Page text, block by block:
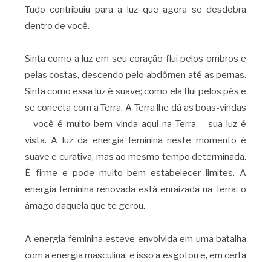
Tudo contribuiu para a luz que agora se desdobra
dentro de você.
Sinta como a luz em seu coração flui pelos ombros e
pelas costas, descendo pelo abdômen até as pernas.
Sinta como essa luz é suave; como ela flui pelos pés e
se conecta com a Terra. A Terra lhe dá as boas-vindas
– você é muito bem-vinda aqui na Terra – sua luz é
vista. A luz da energia feminina neste momento é
suave e curativa, mas ao mesmo tempo determinada.
É firme e pode muito bem estabelecer limites. A
energia feminina renovada está enraizada na Terra: o
âmago daquela que te gerou.
A energia feminina esteve envolvida em uma batalha
com a energia masculina, e isso a esgotou e, em certa